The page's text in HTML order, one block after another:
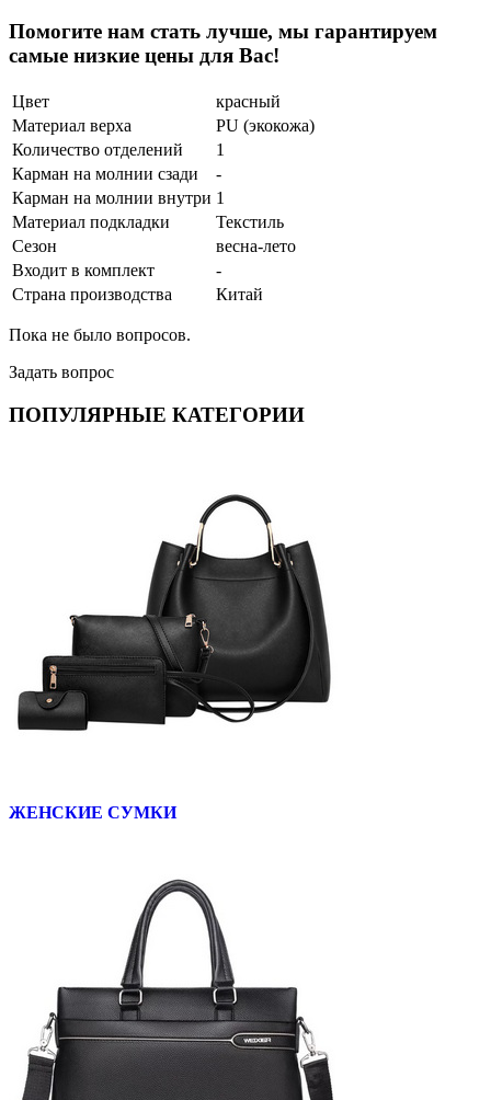
Помогите нам стать лучше, мы гарантируем
самые низкие цены для Вас!
Цвет
красный
Материал верха
PU (экокожа)
Количество отделений
1
Карман на молнии сзади
-
Карман на молнии внутри 1
Материал подкладки
Текстиль
Сезон
весна-лето
Входит в комплект
-
Страна производства
Китай
Пока не было вопросов.
Задать вопрос
ПОПУЛЯРНЫЕ КАТЕГОРИИ
ЖЕНСКИЕ СУМКИ